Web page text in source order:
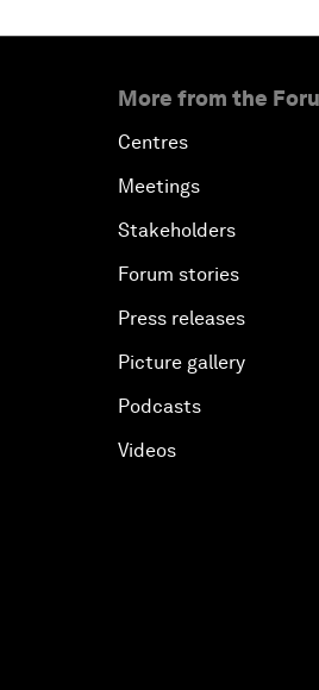
More from the
Centres
Meetings
Stakeholders
Forum stories
Press releases
Picture gallery
Podcasts
Videos